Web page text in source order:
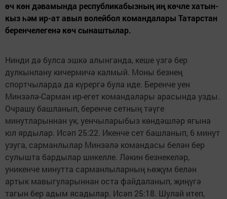
өч көн дәвамында республикабызның иң көчле хатын-
кыз һәм ир-ат авыл волейбол командалары Татарстан
беренчелегенә көч сынаштылар.
Нинди дә булса эшкә алынганда, кеше үзгә бер
дулкынлану кичермичә калмый. Моны безнең
спортчыларда да күрергә була иде. Беренче уен
Минзәлә-Сарман ир-егет командалары арасында узды.
Очрашу башланып, беренче сетның тәүге
минутларыннан ук, уенчыларыбыз көндәшләр ягына
юл ярдылар. Исәп 25:22. Икенче сет башланып, 6 минут
узуга, сарманлылар Минзәлә командасы белән бер
сулышта бардылар шикелле. Ләкин безнекеләр,
уникенче минутта сарманлыларның һөҗүм белән
артык мавыгуларыннан оста файдаланып, җиңүгә
тагын бер адым ясадылар. Исәп 25:18. Шулай итеп,